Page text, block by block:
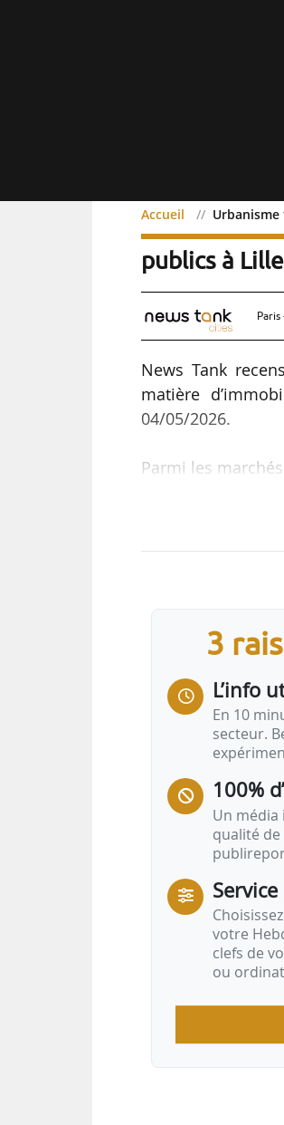
Accueil
Urbanisme
publics à
News Tank
matière
04/05/2026.
Parmi les
tactique sur
Avis de marché
Urbanisme
Marché d’étude,
l’espace public pour
Mettre en œuvre « des…
3
L’info
En 10
secteur.
100%
Un
qualité
votre
clefs de
ou